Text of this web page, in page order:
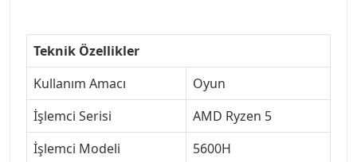
Teknik Özellikler
Kullanım Amacı
Oyun
İşlemci Serisi
AMD Ryzen 5
İşlemci Modeli
5600H